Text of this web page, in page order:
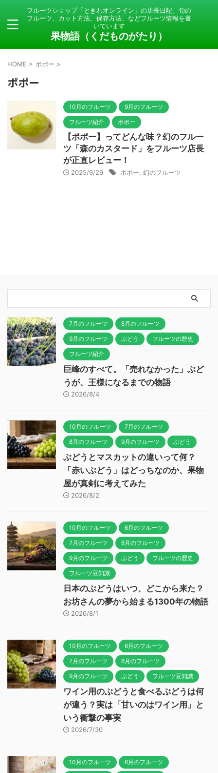
フルーツショップ「ときわオンライン」の店長日記。旬の
フルーツ、カット方法、保存方法、などフルーツ情報を書
いています
果物語（くだものがたり）
HOME > ポポー >
ポポー
10月のフルーツ 9月のフルーツ
フルーツ紹介 ポポー
【ポポー】ってどんな味？幻のフルー
ツ「森のカスタード」をフルーツ店長
が正直レビュー！
2025/9/29 ポポー 幻のフルーツ
7月のフルーツ 8月のフルーツ
9月のフルーツ ぶどう フルーツの歴史
フルーツ紹介
巨峰のすべて。「売れなかった」ぶど
うが、王様になるまでの物語
2026/8/4
10月のフルーツ 7月のフルーツ
8月のフルーツ 9月のフルーツ ぶどう
ぶどうとマスカットの違いって何？
「赤いぶどう」はどっちなのか、果物
屋が真剣に考えてみた
2026/8/2
10月のフルーツ 6月のフルーツ
7月のフルーツ 8月のフルーツ
9月のフルーツ ぶどう フルーツの歴史
フルーツ豆知識
日本のぶどうはいつ、どこから来た？
お坊さんの夢から始まる1300年の物語
2026/8/1
10月のフルーツ 6月のフルーツ
7月のフルーツ 8月のフルーツ
9月のフルーツ ぶどう フルーツ豆知識
ワイン用のぶどうと食べるぶどうは何
が違う？実は「甘いのはワイン用」と
いう衝撃の事実
2026/7/30
10月のフルーツ 6月のフルーツ